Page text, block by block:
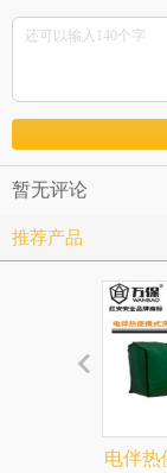
暂无评论
推荐产品
电伴热